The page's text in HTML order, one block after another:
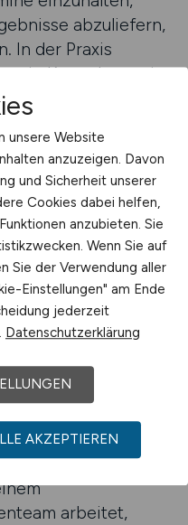
abzuliefern,
In der Praxis
sein Know-how mit,
entsteht das große
so gut arbeiten, wie
Der Dachdecker ist
angewiesen.
um Leitungen
Ineinandergreifen
Können,
Rücksichtnahme
der Baustelle zählt
Polier.
zufällig. Sie setzen
die nicht nur
Respekt machen
arbeitet,
unsere Website
anzuzeigen. Davon
und Sicherheit unserer
Cookies dabei helfen,
anzubieten. Sie
Wenn Sie auf
Sie der Verwendung aller
Einstellungen" am Ende
jederzeit
Datenschutzerklärung
AKZEPTIEREN